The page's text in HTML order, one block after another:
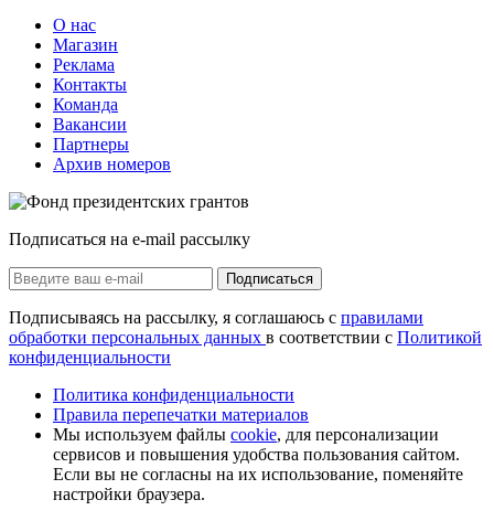
О нас
Магазин
Реклама
Контакты
Команда
Вакансии
Партнеры
Архив номеров
Подписаться на e-mail рассылку
Подписаться
Подписываясь на рассылку, я соглашаюсь с правилами
обработки персональных данных в соответствии с Политикой
конфиденциальности
Политика конфиденциальности
Правила перепечатки материалов
Мы используем файлы cookie, для персонализации
сервисов и повышения удобства пользования сайтом.
Если вы не согласны на их использование, поменяйте
настройки браузера.